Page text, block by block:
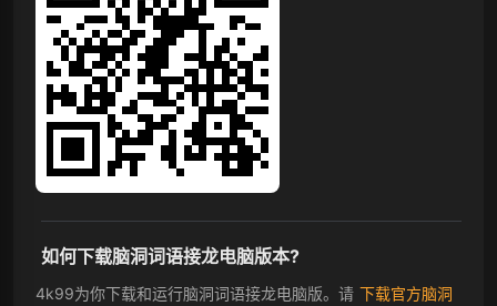
如何下载脑洞词语接龙电脑版本?
4k99为你下载和运行脑洞词语接龙电脑版。请 下载官方脑洞